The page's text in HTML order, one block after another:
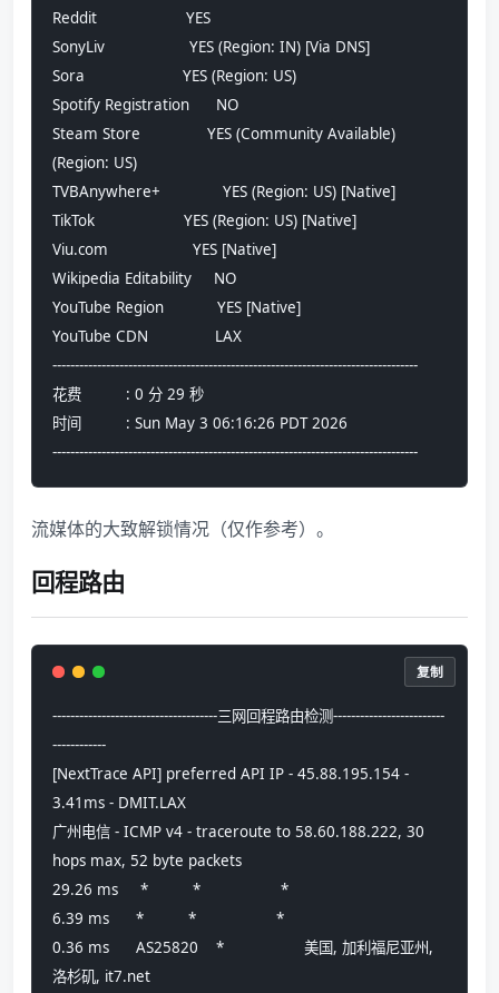
Reddit                    YES
SonyLiv                   YES (Region: IN) [Via DNS]
Sora                      YES (Region: US)
Spotify Registration      NO
Steam Store               YES (Community Available)
(Region: US)
TVBAnywhere+              YES (Region: US) [Native]
TikTok                    YES (Region: US) [Native]
Viu.com                   YES [Native]
Wikipedia Editability     NO
YouTube Region            YES [Native]
YouTube CDN               LAX
----------------------------------------------------------------------------------
花费          : 0 分 29 秒
时间          : Sun May 3 06:16:26 PDT 2026
----------------------------------------------------------------------------------
流媒体的大致解锁情况（仅作参考）。
回程路由
-------------------------------------三网回程路由检测-------------------------
------------
[NextTrace API] preferred API IP - 45.88.195.154 -
3.41ms - DMIT.LAX
广州电信 - ICMP v4 - traceroute to 58.60.188.222, 30
hops max, 52 byte packets
29.26 ms     *          *                  *
6.39 ms      *          *                  *
0.36 ms      AS25820    *                  美国, 加利福尼亚州,
洛杉矶, it7.net
复制